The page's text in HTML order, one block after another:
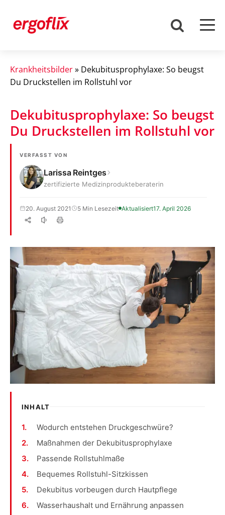
Krankheitsbilder» Dekubitusprophylaxe: So beugst
Du Druckstellen im Rollstuhl vor
Dekubitusprophylaxe: So beugst
Du Druckstellen im Rollstuhl vor
VERFASST VON
Larissa Reintges
zertifizierte Medizinprodukteberaterin
20. August 2021 5 Min Lesezeit Aktualisiert17. April 2026
INHALT
Wodurch entstehen Druckgeschwüre?
Maßnahmen der Dekubitusprophylaxe
Passende Rollstuhlmaße
Bequemes Rollstuhl-Sitzkissen
Dekubitus vorbeugen durch Hautpflege
Wasserhaushalt und Ernährung anpassen